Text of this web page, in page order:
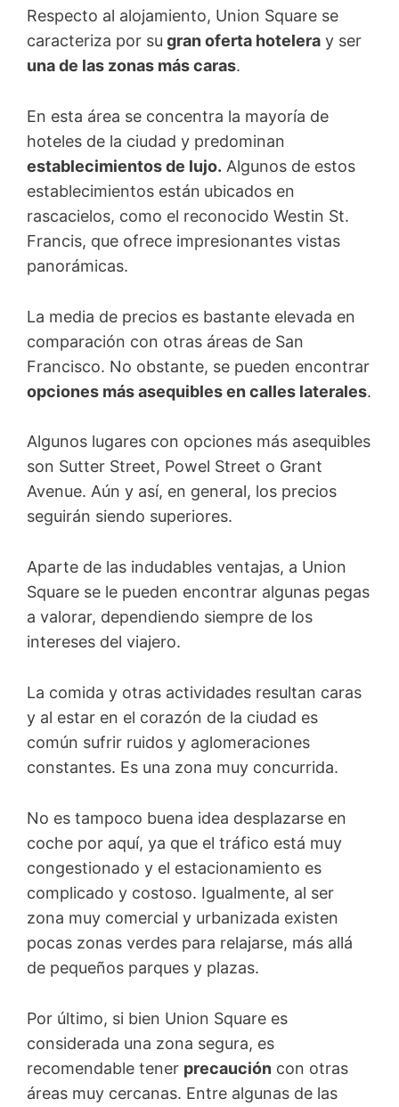
Respecto al alojamiento, Union Square se
caracteriza por su gran oferta hotelera y ser
una de las zonas más caras.
En esta área se concentra la mayoría de
hoteles de la ciudad y predominan
establecimientos de lujo. Algunos de estos
establecimientos están ubicados en
rascacielos, como el reconocido Westin St.
Francis, que ofrece impresionantes vistas
panorámicas.
La media de precios es bastante elevada en
comparación con otras áreas de San
Francisco. No obstante, se pueden encontrar
opciones más asequibles en calles laterales.
Algunos lugares con opciones más asequibles
son Sutter Street, Powel Street o Grant
Avenue. Aún y así, en general, los precios
seguirán siendo superiores.
Aparte de las indudables ventajas, a Union
Square se le pueden encontrar algunas pegas
a valorar, dependiendo siempre de los
intereses del viajero.
La comida y otras actividades resultan caras
y al estar en el corazón de la ciudad es
común sufrir ruidos y aglomeraciones
constantes. Es una zona muy concurrida.
No es tampoco buena idea desplazarse en
coche por aquí, ya que el tráfico está muy
congestionado y el estacionamiento es
complicado y costoso. Igualmente, al ser
zona muy comercial y urbanizada existen
pocas zonas verdes para relajarse, más allá
de pequeños parques y plazas.
Por último, si bien Union Square es
considerada una zona segura, es
recomendable tener precaución con otras
áreas muy cercanas. Entre algunas de las